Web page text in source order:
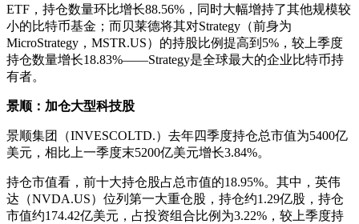
ETF，持仓数量环比增长88.56%，同时大幅增持了其他规模较
小的比特币基金；而贝莱德将其对Strategy（前身为
MicroStrategy，MSTR.US）的持股比例提高到5%，较上季度
持仓数量增长18.83%——Strategy是全球最大的企业比特币持
有者。
景顺：加仓大型科技股
景顺集团（INVESCOLTD.）去年四季度持仓总市值为5400亿
美元，相比上一季度末5200亿美元增长3.84%。
持仓市值看，前十大持仓股占总市值的18.95%。其中，英伟
达（NVDA.US）位列第一大重仓股，持仓约1.29亿股，持仓
市值约174.42亿美元，占投资组合比例为3.22%，较上季度持